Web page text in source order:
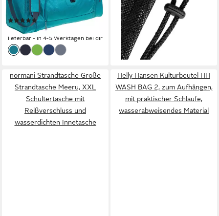
Gym Tasche Fußballtasche
XXL + Trinkflasche
(30)
36,21 €
lieferbar - in 4-5 Werktagen bei dir
lieferbar - in 2-3 Werktagen bei dir
normani Strandtasche Große
Strandtasche Meeru, XXL
Schultertasche mit
Reißverschluss und
wasserdichten Innetasche
Helly Hansen Kulturbeutel HH
WASH BAG 2, zum Aufhängen,
mit praktischer Schlaufe,
wasserabweisendes Material